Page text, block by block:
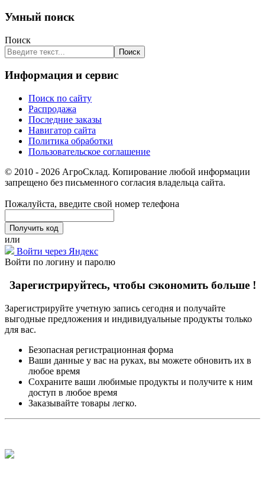
Умный поиск
Поиск
Поиск
Информация и сервис
Поиск по сайту
Распродажа
Последние заказы
Навигатор сайта
Политика обработки
Пользовательское соглашение
© 2010 - 2026 АгроСклад. Копирование любой информации
запрещено без письменного согласия владельца сайта.
Пожалуйста, введите свой номер телефона
или
Войти через Яндекс
Войти по логину и паролю
Зарегистрируйтесь, чтобы сэкономить больше !
Зарегистрируйте учетную запись сегодня и получайте
выгодные предложения и индивидуальные продукты только
для вас.
Безопасная регистрационная форма
Ваши данные у вас на руках, вы можете обновить их в
любое время
Сохраните ваши любимые продукты и получите к ним
доступ в любое время
Заказывайте товары легко.